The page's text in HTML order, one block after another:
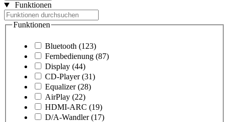
Funktionen
Funktionen
Bluetooth (123)
Fernbedienung (87)
Display (44)
CD-Player (31)
Equalizer (28)
AirPlay (22)
HDMI-ARC (19)
D/A-Wandler (17)